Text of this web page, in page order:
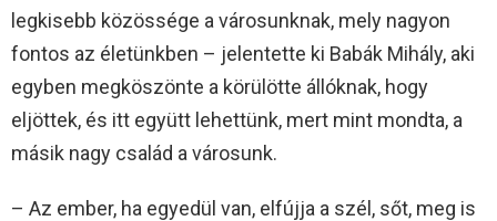
legkisebb közössége a városunknak, mely nagyon
fontos az életünkben – jelentette ki Babák Mihály, aki
egyben megköszönte a körülötte állóknak, hogy
eljöttek, és itt együtt lehettünk, mert mint mondta, a
másik nagy család a városunk.
– Az ember, ha egyedül van, elfújja a szél, sőt, meg is